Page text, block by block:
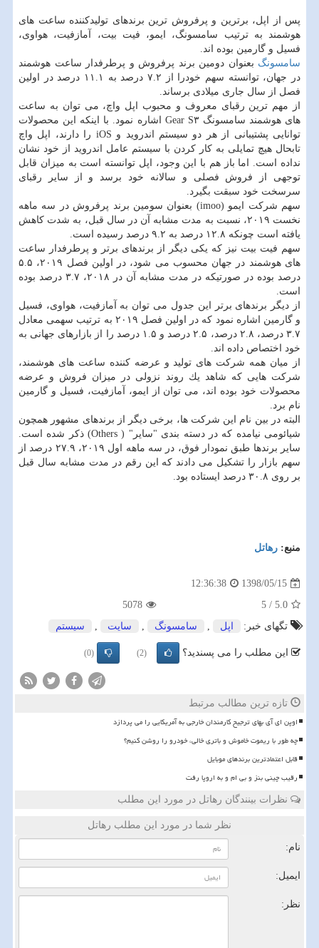
پس از اپل، برترین و پرفروش ترین برندهای تولیدكننده ساعت های
هوشمند به ترتیب سامسونگ، ایمو، فیت بیت، آمازفیت، هواوی،
فسیل و گارمین بوده اند.
سامسونگ بعنوان دومین برند پرفروش و پرطرفدار ساعت هوشمند
در جهان، توانسته سهم خودرا از ۷.۲ درصد به ۱۱.۱ درصد در اولین
فصل از سال جاری میلادی برساند.
از مهم ترین رقبای معروف و محبوب اپل واچ، می توان به ساعت
های هوشمند سامسونگ Gear S۳ اشاره نمود. با اینكه این محصولات
توانایی پشتیبانی از هر دو سیستم اندروید و iOS را دارند، اپل واچ
تابحال هیچ تمایلی به كار كردن با سیستم عامل اندروید از خود نشان
نداده است. اما باز هم با این وجود، اپل توانسته است به میزان قابل
توجهی از فروش فصلی و سالانه خود برسد و از سایر رقبای
سرسخت خود سبقت بگیرد.
سهم شركت ایمو (imoo) بعنوان سومین برند پرفروش در سه ماهه
نخست ۲۰۱۹، نسبت به مدت مشابه آن در سال قبل، به شدت كاهش
یافته است چونكه ۱۲.۸ درصد به ۹.۲ درصد رسیده است.
سهم فیت بیت نیز كه یكی دیگر از برندهای برتر و پرطرفدار ساعت
های هوشمند در جهان محسوب می شود، در اولین فصل ۲۰۱۹، ۵.۵
درصد بوده در صورتیكه در مدت مشابه آن در ۲۰۱۸، ۳.۷ درصد بوده
است.
از دیگر برندهای برتر این جدول می توان به آمازفیت، هواوی، فسیل
و گارمین اشاره نمود كه در اولین فصل ۲۰۱۹ به ترتیب سهمی معادل
۳.۷ درصد، ۲.۸ درصد، ۲.۵ درصد و ۱.۵ درصد را از بازارهای جهانی به
خود اختصاص داده اند.
از میان همه شركت های تولید و عرضه كننده ساعت های هوشمند،
شركت هایی كه شاهد یك روند نزولی در میزان فروش و عرضه
محصولات خود بوده اند، می توان از ایمو، آمازفیت، فسیل و گارمین
نام برد.
البته در بین نام این شركت ها، برخی دیگر از برندهای مشهور همچون
شیائومی نیامده كه در دسته بندی "سایر" ( Others) ذكر شده است.
سایر برندها طبق نمودار فوق، در سه ماهه اول ۲۰۱۹، ۲۷.۹ درصد از
سهم بازار را تشكیل می دادند كه این رقم در مدت مشابه سال قبل
بر روی ۳۰.۸ درصد ایستاده بود.
منبع: رهاتل
1398/05/15
12:36:38
5.0
/
5
5078
تگهای خبر:
اپل , سامسونگ , سایت , سیستم
این مطلب را می پسندید؟ (2)
(0)
تازه ترین مطالب مرتبط
اوپن ای آی بهای ترجیح کارمندان خارجی به آمریکایی را می پردازد
چه طور با ریموت خاموش و باتری خالی، خودرو را روشن کنیم؟
قابل اعتمادترین برندهای موبایل
رقیب چینی بنز و بی ام و به اروپا رفت
نظرات بینندگان رهاتل در مورد این مطلب
نظر شما در مورد این مطلب رهاتل
نام:
ایمیل:
نظر: